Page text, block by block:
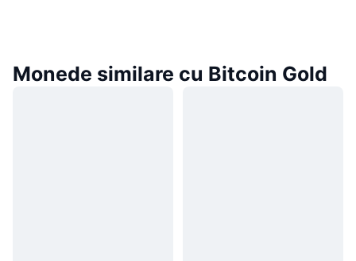
Monede similare cu Bitcoin Gold